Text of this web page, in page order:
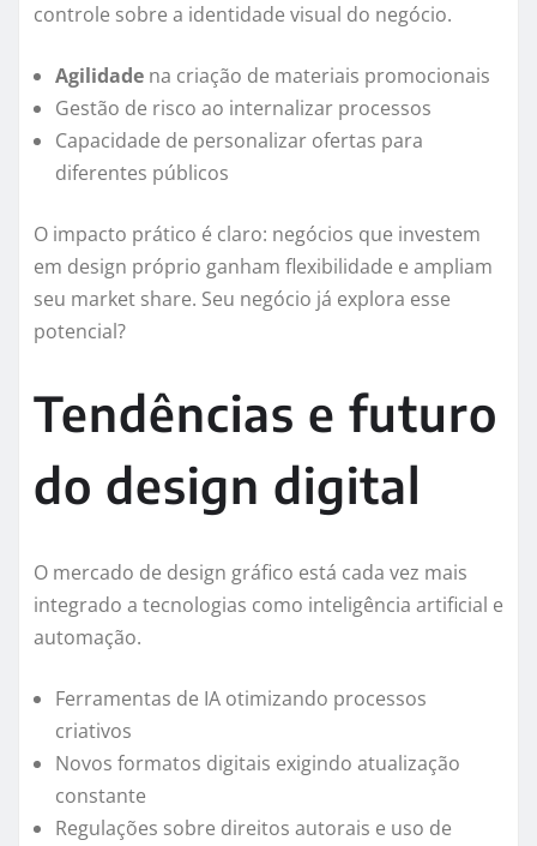
controle sobre a identidade visual do negócio.
Agilidade na criação de materiais promocionais
Gestão de risco ao internalizar processos
Capacidade de personalizar ofertas para
diferentes públicos
O impacto prático é claro: negócios que investem
em design próprio ganham flexibilidade e ampliam
seu market share. Seu negócio já explora esse
potencial?
Tendências e futuro
do design digital
O mercado de design gráfico está cada vez mais
integrado a tecnologias como inteligência artificial e
automação.
Ferramentas de IA otimizando processos
criativos
Novos formatos digitais exigindo atualização
constante
Regulações sobre direitos autorais e uso de